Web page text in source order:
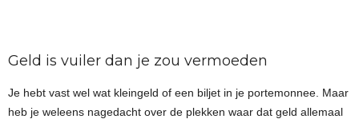
Geld is vuiler dan je zou vermoeden
Je hebt vast wel wat kleingeld of een biljet in je portemonnee. Maar
heb je weleens nagedacht over de plekken waar dat geld allemaal